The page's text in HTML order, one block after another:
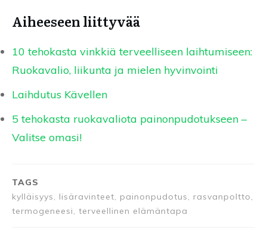
Aiheeseen liittyvää
10 tehokasta vinkkiä terveelliseen laihtumiseen:
Ruokavalio, liikunta ja mielen hyvinvointi
Laihdutus Kävellen
5 tehokasta ruokavaliota painonpudotukseen –
Valitse omasi!
TAGS
kylläisyys, lisäravinteet, painonpudotus, rasvanpoltto,
termogeneesi, terveellinen elämäntapa